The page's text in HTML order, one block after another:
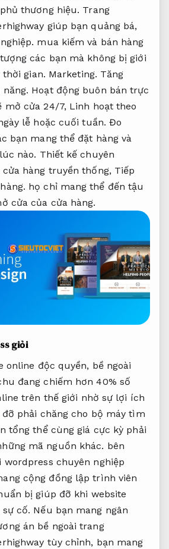
thương hiệu. Trang
giúp bạn quảng bá,
mua kiếm và bán hàng
các bạn mà không bị giới
thời gian. Marketing. Tăng
Hoạt động buôn bán trực
mở cửa 24/7, Linh hoạt theo
lễ hoặc cuối tuần.Đo
bạn mang thể đặt hàng và
nào. Thiết kế chuyên
cửa hàng truyền thống, Tiếp
họ chỉ mang thể đến tậu
cửa của cửa hàng.
giỏi
online độc quyền, bề ngoài
đang chiếm hơn 40% số
trên thế giới nhờ sự lợi ích
phải chăng cho bộ máy tìm
tổng thể cùng giá cực kỳ phải
mã nguồn khác. bên
wordpress chuyên nghiệp
cộng đồng lập trình viên
bị giúp đỡ khi website
cố. Nếu bạn mang ngân
án bề ngoài trang
tùy chỉnh, bạn mang